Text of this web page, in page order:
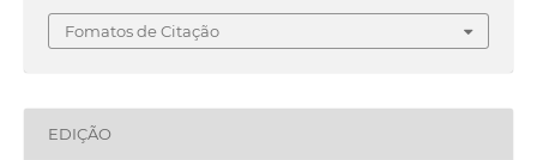
Fomatos de Citação
EDIÇÃO